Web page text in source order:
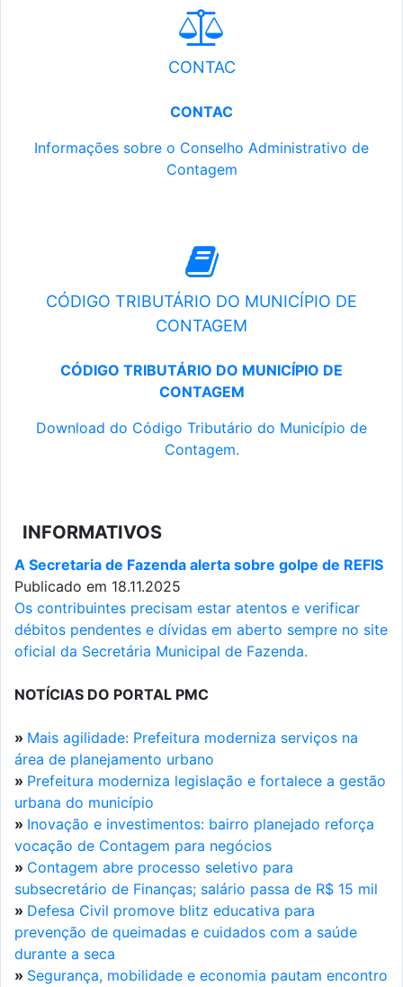
CONTAC
CONTAC
Informações sobre o Conselho Administrativo de
Contagem
CÓDIGO TRIBUTÁRIO DO MUNICÍPIO DE
CONTAGEM
CÓDIGO TRIBUTÁRIO DO MUNICÍPIO DE
CONTAGEM
Download do Código Tributário do Município de
Contagem.
INFORMATIVOS
A Secretaria de Fazenda alerta sobre golpe de REFIS
Publicado em 18.11.2025
Os contribuintes precisam estar atentos e verificar
débitos pendentes e dívidas em aberto sempre no site
oficial da Secretária Municipal de Fazenda.
NOTÍCIAS DO PORTAL PMC
» Mais agilidade: Prefeitura moderniza serviços na
área de planejamento urbano
» Prefeitura moderniza legislação e fortalece a gestão
urbana do município
» Inovação e investimentos: bairro planejado reforça
vocação de Contagem para negócios
» Contagem abre processo seletivo para
subsecretário de Finanças; salário passa de R$ 15 mil
» Defesa Civil promove blitz educativa para
prevenção de queimadas e cuidados com a saúde
durante a seca
» Segurança, mobilidade e economia pautam encontro